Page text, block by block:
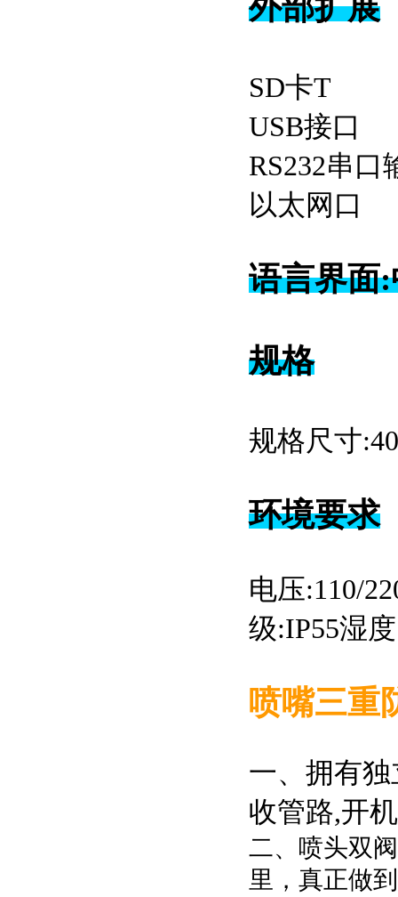
外部扩展
以
语言界面
规格
规格尺寸
环境要求
电压:110/
级:IP55湿
喷嘴三重
一、拥有
收管路,开
二、喷头双
里，真正做